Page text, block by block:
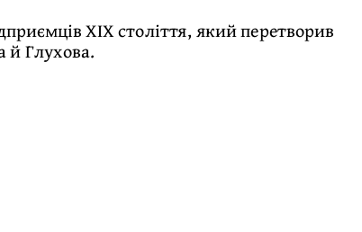
XIX століття, який перетворив
й Глухова.